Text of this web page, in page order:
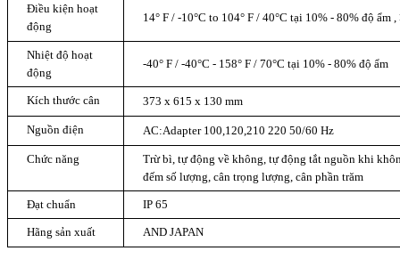
Điều kiện hoạt
động
14° F / -10°C to 104° F / 40°C tại 10% - 80% độ ẩm
Nhiệt độ hoạt
động
-40° F / -40°C - 158° F / 70°C tại 10% - 80% độ ẩm
Kích thước cân 373 x 615 x 130 mm
Nguồn điện AC:Adapter 100,120,210 220 50/60 Hz
Chức năng
Trừ bì, tự động về không, tự động tắt nguồn khi
đếm số lượng, cân trọng lượng, cân phần trăm
Đạt chuẩn IP 65
Hãng sản xuất AND JAPAN